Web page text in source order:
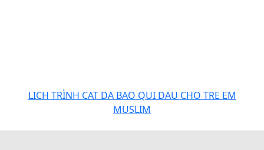
LICH TRÌNH CAT DA BAO QUI DAU CHO TRE EM
MUSLIM